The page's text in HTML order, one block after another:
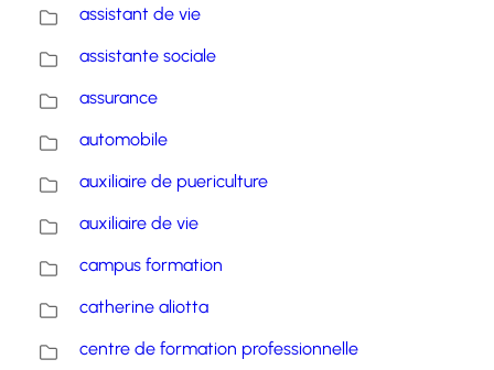
assistant de vie
assistante sociale
assurance
automobile
auxiliaire de puericulture
auxiliaire de vie
campus formation
catherine aliotta
centre de formation professionnelle